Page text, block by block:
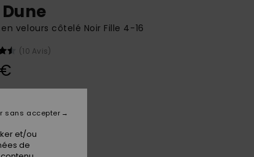
velours côtelé Noir Fille 4-16
(10 Avis)
et/ou
de
sans accepter